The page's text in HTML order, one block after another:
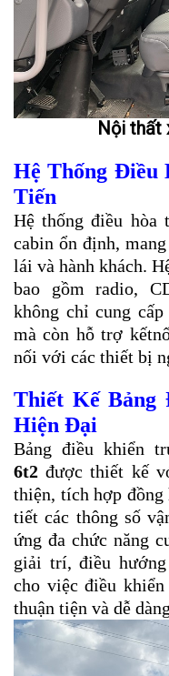
Nội thất
Hệ Thống Điều
Tiến
Hệ thống điều
cabin ổn định,
lái và hành khách.
bao gồm radio,
không chỉ cung
mà còn hỗ trợ
nối với các thiết bị
Thiết Kế Bảng
Hiện Đại
Bảng điều khiển
6t2được thiết kế
thiện, tích hợp
tiết các thông số
ứng đa chức năng
giải trí, điều
cho việc điều
thuận tiện và dễ